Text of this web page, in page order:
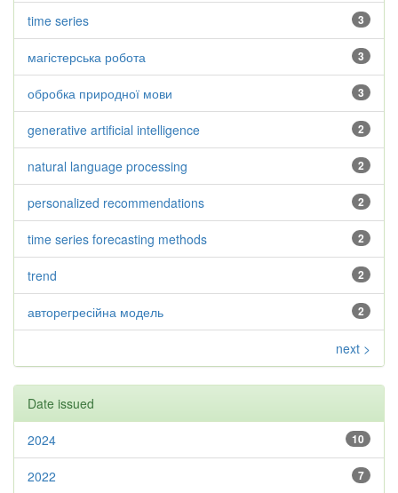
3
time series
3
магістерська робота
3
обробка природної мови
2
generative artificial intelligence
2
natural language processing
2
personalized recommendations
2
time series forecasting methods
2
trend
2
авторегресійна модель
next >
Date issued
10
2024
7
2022